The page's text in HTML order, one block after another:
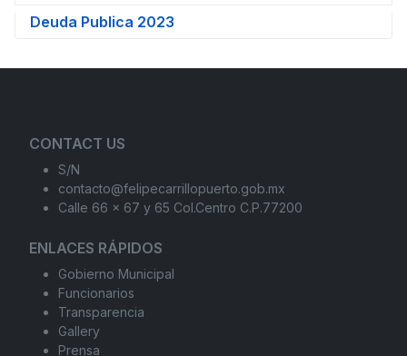
Deuda Publica 2023
CONTACT US
S/N
contacto@felipecarrillopuerto.gob.mx
Calle 66 x 67 y 65 Col.Centro C.P.77200
ENLACES RÁPIDOS
Gobierno Municipal
Funcionarios
Transparencia
Gallery
Prensa